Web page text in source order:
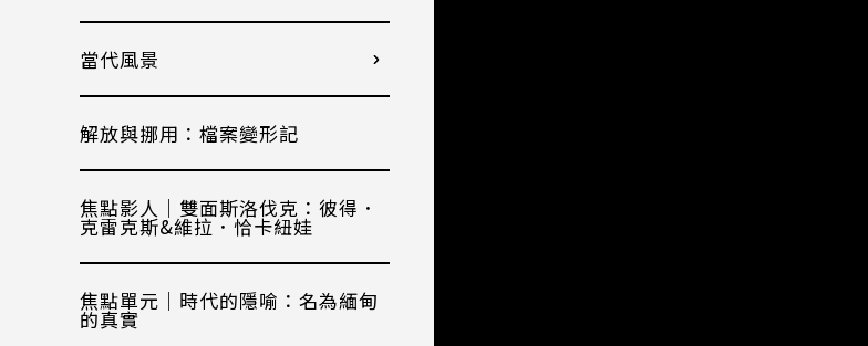
當代風景
解放與挪用：檔案變形記
焦點影人｜雙面斯洛伐克：彼得．
克雷克斯&維拉．恰卡紐娃
焦點單元｜時代的隱喻：名為緬甸
的真實